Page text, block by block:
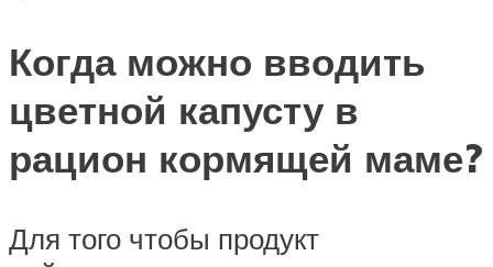
Когда можно вводить
цветной капусту в
рацион кормящей маме?
Для того чтобы продукт